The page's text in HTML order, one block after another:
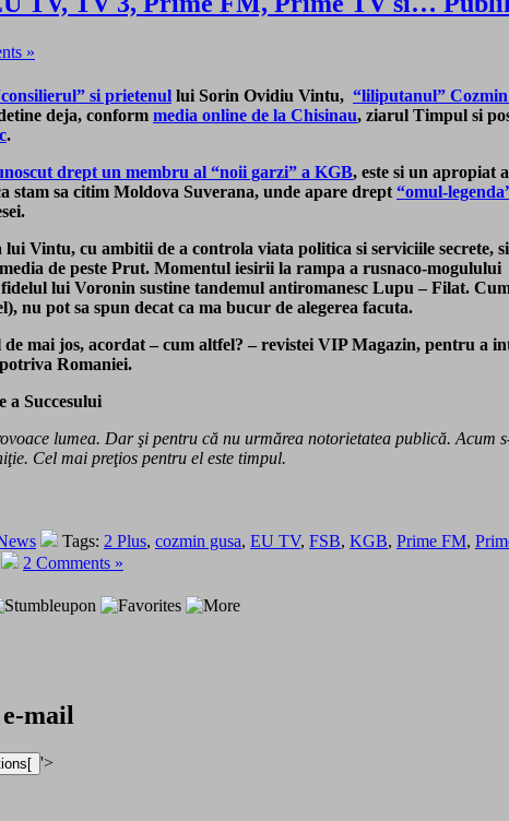
»
si prietenul lui Sorin Ovidiu Vintu, “liliputanul” Cozmin
deja, conform media online de la Chisinau, ziarul Timpul si
.
drept un membru al “noii garzi” a KGB, este si un apropiat
stam sa citim Moldova Suverana, unde apare drept “omul-
lui Vintu, cu ambitii de a controla viata politica si serviciile
de peste Prut. Momentul iesirii la rampa a rusnaco-mogulului
lui Voronin sustine tandemul antiromanesc Lupu – Filat.
nu pot sa spun decat ca ma bucur de alegerea facuta.
mai jos, acordat – cum altfel? – revistei VIP Magazin, pentru a
Romaniei.
a Succesului
lumea. Dar şi pentru că nu urmărea notorietatea publică. Acum
Cel mai preţios pentru el este timpul.
Tags: 2 Plus, cozmin gusa, EU TV, FSB, KGB, Prime FM,
2 Comments »
mail
'>